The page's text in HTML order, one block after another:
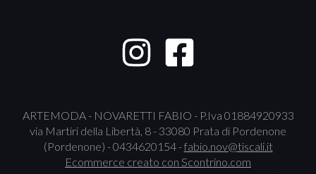
ARTEMODA - NOVARETTI FABIO - P.Iva 01884920933
via Martiri della Libertà, 8 - 33080 Prata di Pordenone
(Pordenone) - 0434620154 -fabio.nov@tiscali.it
Ecommerce creato con Scontrino.com